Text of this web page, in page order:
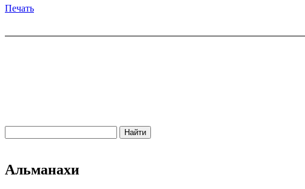
Печать
Альманахи